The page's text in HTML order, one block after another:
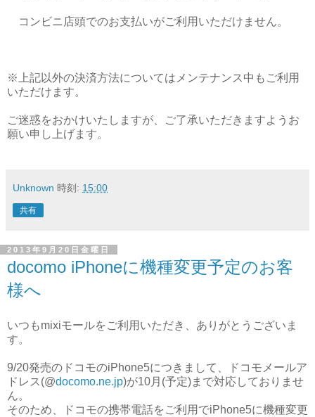
コンビニ店頭でのお支払いがご利用いただけません。
※上記以外の決済方法についてはメンテナンス中もご利用
いただけます。
ご迷惑をおかけいたしますが、ご了承いただきますようお
願い申し上げます。
Unknown 時刻: 15:00
共有
2013年9月20日金曜日
docomo iPhoneに機種変更予定のお客
様へ
いつもmixiモールをご利用いただき、 ありがとうございま
す。
9/20発売のドコモのiPhone5につきまして、
ドコモメールア
ドレス(@docomo.ne.jp)が10月(予定)まで対応しておりませ
ん。
そのため、
ドコモの携帯電話をご利用でiPhone5に機種変更